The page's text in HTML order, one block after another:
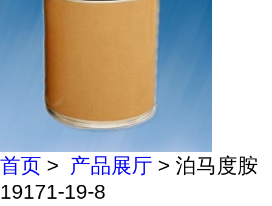
首页 > 产品展厅 > 泊马度胺
19171-19-8